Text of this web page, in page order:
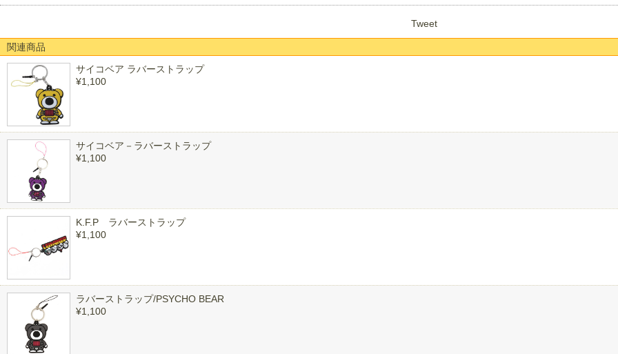
Tweet
関連商品
サイコベア ラバーストラップ
¥1,100
サイコベア－ラバーストラップ
¥1,100
K.F.P ラバーストラップ
¥1,100
ラバーストラップ/PSYCHO BEAR
¥1,100